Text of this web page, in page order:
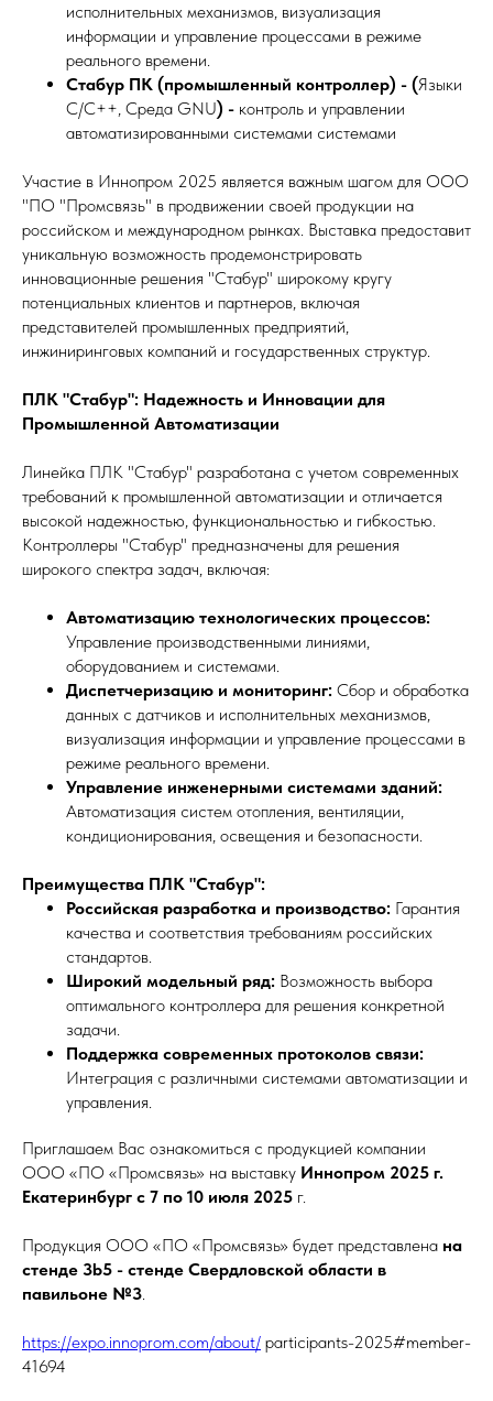
исполнительных механизмов, визуализация
информации и управление процессами в режиме
реального времени.
Стабур ПК (промышленный контроллер) - (Языки
C/C++, Среда GNU) - контроль и управлении
автоматизированными системами системами
Участие в Иннопром 2025 является важным шагом для ООО
"ПО "Промсвязь" в продвижении своей продукции на
российском и международном рынках. Выставка предоставит
уникальную возможность продемонстрировать
инновационные решения "Стабур" широкому кругу
потенциальных клиентов и партнеров, включая
представителей промышленных предприятий,
инжиниринговых компаний и государственных структур.
ПЛК "Стабур": Надежность и Инновации для
Промышленной Автоматизации
Линейка ПЛК "Стабур" разработана с учетом современных
требований к промышленной автоматизации и отличается
высокой надежностью, функциональностью и гибкостью.
Контроллеры "Стабур" предназначены для решения
широкого спектра задач, включая:
Автоматизацию технологических процессов:
Управление производственными линиями,
оборудованием и системами.
Диспетчеризацию и мониторинг: Сбор и обработка
данных с датчиков и исполнительных механизмов,
визуализация информации и управление процессами в
режиме реального времени.
Управление инженерными системами зданий:
Автоматизация систем отопления, вентиляции,
кондиционирования, освещения и безопасности.
Преимущества ПЛК "Стабур":
Российская разработка и производство: Гарантия
качества и соответствия требованиям российских
стандартов.
Широкий модельный ряд: Возможность выбора
оптимального контроллера для решения конкретной
задачи.
Поддержка современных протоколов связи:
Интеграция с различными системами автоматизации и
управления.
Приглашаем Вас ознакомиться с продукцией компании
ООО «ПО «Промсвязь» на выставку Иннопром 2025 г.
Екатеринбург с 7 по 10 июля 2025 г.
Продукция ООО «ПО «Промсвязь» будет представлена на
стенде 3b5 - стенде Свердловской области в
павильоне №3.
https://expo.innoprom.com/about/ participants-2025#member-
41694